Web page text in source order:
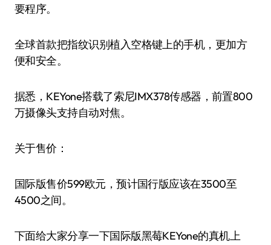
要程序。
全球首款把指纹识别植入空格键上的手机，更加方
便和安全。
据悉，KEYone搭载了索尼IMX378传感器，前置800
万摄像头支持自动对焦。
关于售价：
国际版售价599欧元，预计国行版应该在3500至
4500之间。
下面给大家分享一下国际版黑莓KEYone的真机上